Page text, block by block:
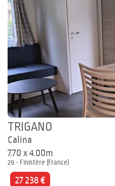
TRIGANO
Calina
7.70 x 4.00m
29 - Finistère (France)
27 238 €